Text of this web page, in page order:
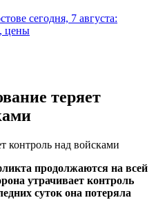
сегодня, 7 августа:
цены
теряет
контроль над войсками
продолжаются на всей
утрачивает контроль
суток она потеряла